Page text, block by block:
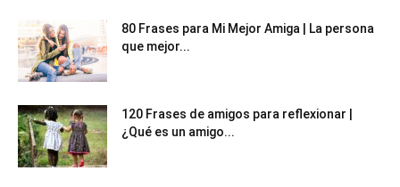
80 Frases para Mi Mejor Amiga | La persona
que mejor...
120 Frases de amigos para reflexionar |
¿Qué es un amigo...